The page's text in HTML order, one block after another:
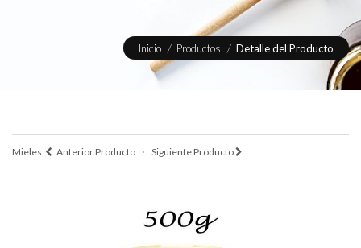
Inicio / Productos / Detalle del Producto
Mieles Anterior Producto · Siguiente Producto